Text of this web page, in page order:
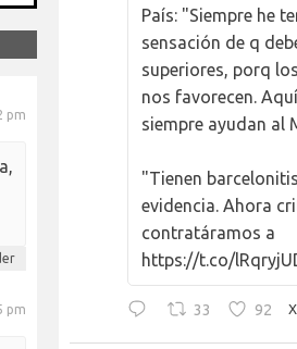
pm
pm
País: "Siempre he
sensación de q
superiores, porq
nos favorecen.
siempre ayudan al
"Tienen
evidencia. Ahora
contratáramos a
https://t.co/
33 92 X